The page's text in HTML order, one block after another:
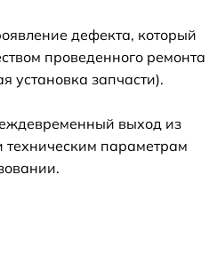
дефекта, который
проведенного ремонта
установка запчасти).
выход из
техническим параметрам